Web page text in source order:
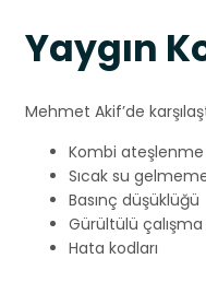
Yaygın
Mehmet Akif’de
Kombi
Sıcak su
Basınç düşüklüğü
Gürültülü çalışma
Hata kodları